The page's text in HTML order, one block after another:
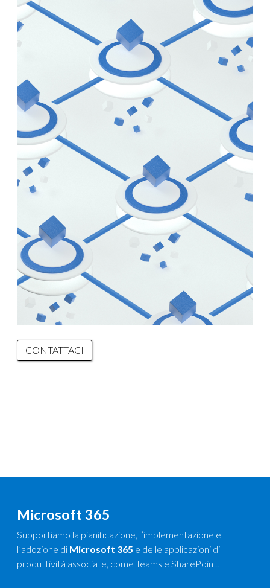
CONTATTACI
Microsoft 365
Supportiamo la pianificazione, l’implementazione e
l’adozione di Microsoft 365 e delle applicazioni di
produttività associate, come Teams e SharePoint.